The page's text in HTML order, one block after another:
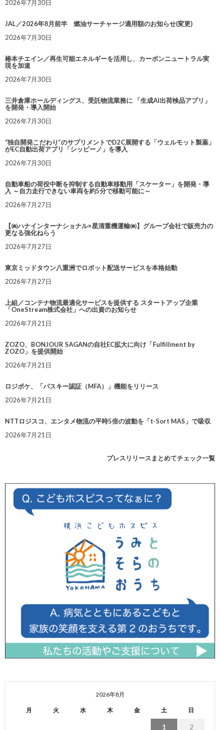
2026年7月30日
JAL／2026年8月前半 燃油サーチャージ適用額のお知らせ(変更)
2026年7月30日
椿本チエイン／再生可能エネルギーを活用し、カーボンニュートラル実
現を加速
2026年7月30日
三井倉庫ホールディングス、受託物流業務に 「生成AI出荷検品アプリ」
を開発・導入開始
2026年7月30日
“独自開発こだわり”のサプリメントでD2C展開する「ウェルモット製薬」
がEC自動出荷アプリ「シッピーノ」を導入
2026年7月30日
自動車船の荷役中断を抑制する自動車移動用「スケーター」を開発・導
入 ～自力走行できない車両を約5分で移動可能に～
2026年7月27日
【㈱ハナインターナショナル×星清重機運輸㈱】グループ会社で販売力の
更なる強化ねらう
2026年7月27日
東京ミッドタウン八重洲でロボット配送サービスを本格始動
2026年7月27日
上組／コンテナ物流最適化サービスを提供する スタートアップ企業
「OneStream株式会社」への出資のお知らせ
2026年7月21日
ZOZO、BONJOUR SAGANの自社EC拡大に向け「Fulfillment by
ZOZO」を提供開始
2026年7月21日
ロジポケ、「パスキー認証（MFA）」機能をリリース
2026年7月21日
NTTロジスコ、エンタメ物流の平時5倍の波動を「t-Sort MAS」で吸収
2026年7月21日
プレスリリースまとめてチェック一覧
2026年8月
月 火 水 木 金 土 日
1 2